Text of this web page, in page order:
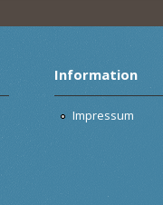
Information
Impressum